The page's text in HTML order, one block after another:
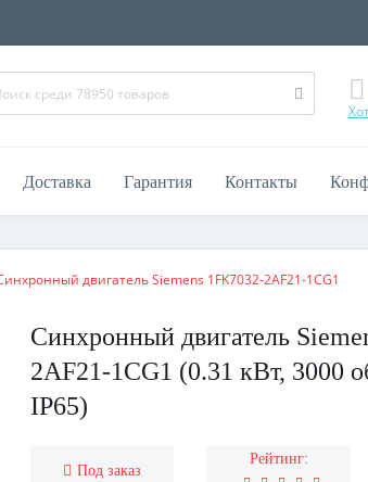
Доставка Гарантия Контакты
двигатель Siemens 1FK7032-2AF21-1CG1
Синхронный двигатель
2AF21-1CG1 (0.31 кВт, 3000
IP65)
Под заказ
Рейтинг: